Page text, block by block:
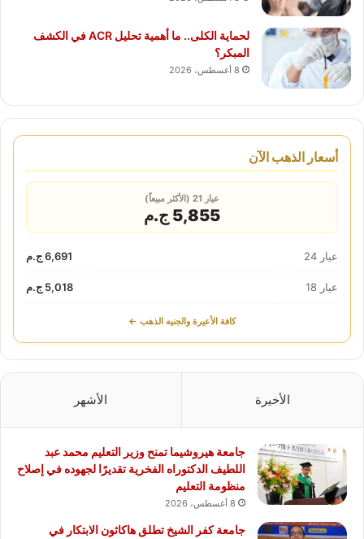
لحماية الكلى.. ما أهمية تحليل ACR في الكشف
المبكر؟
8 أغسطس، 2026
أسعار الذهب الآن
عيار 21 (الأكثر مبيعاً)
5,855 ج.م
عيار 24 6,691 ج.م
عيار 18 5,018 ج.م
كافة الأعيرة والجنيه الذهب ←
الأخيرة الأشهر
جامعة هيروشيما تمنح وزير التعليم محمد عبد
اللطيف الدكتوراه الفخرية تقديرًا لجهوده في إصلاح
منظومة التعليم
8 أغسطس، 2026
جامعة كفر الشيخ تطلق هاكاثون الابتكار في